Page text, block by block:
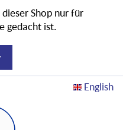
English
Shop nur für
gedacht ist.